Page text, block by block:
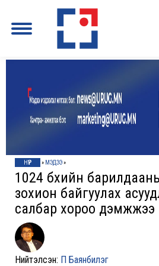
НҮҮР » МЭДЭЭ»
1024 бөхийн
зохион байгуулах
салбар хороо дэмжжээ
Нийтэлсэн: П Баянбилэг